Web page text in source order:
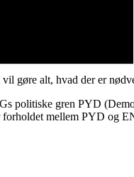
gøre alt, hvad der er
politiske gren PYD
mellem PYD og